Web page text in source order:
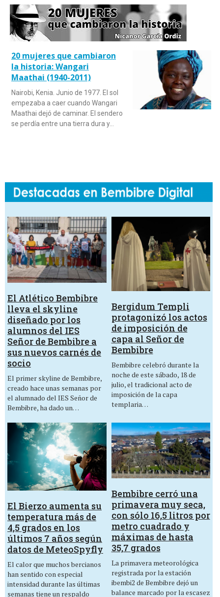
20 mujeres que cambiaron
la historia: Wangari
Maathai (1940-2011)
Nairobi, Kenia. Junio de 1977. El sol
empezaba a caer cuando Wangari
Maathai dejó de caminar. El sendero
se perdía entre una tierra dura y…
El Atlético Bembibre
lleva el skyline
diseñado por los
alumnos del IES
Señor de Bembibre a
sus nuevos carnés de
socio
El primer skyline de Bembibre,
creado hace unas semanas por
el alumnado del IES Señor de
Bembibre, ha dado un…
Bergidum Templi
protagonizó los actos
de imposición de
capa al Señor de
Bembibre
Bembibre celebró durante la
noche de este sábado, 18 de
julio, el tradicional acto de
imposición de la capa
templaria…
El Bierzo aumenta su
temperatura más de
4,5 grados en los
últimos 7 años según
datos de MeteoSpyfly
El calor que muchos bercianos
han sentido con especial
intensidad durante las últimas
semanas tiene un respaldo
Bembibre cerró una
primavera muy seca,
con sólo 16,5 litros por
metro cuadrado y
máximas de hasta
35,7 grados
La primavera meteorológica
registrada por la estación
ibembi2 de Bembibre dejó un
balance marcado por la escasez